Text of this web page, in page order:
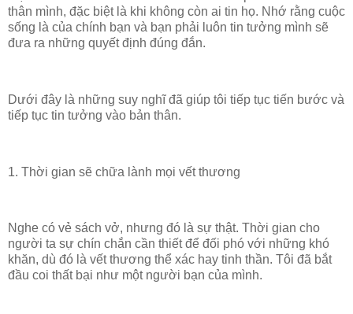
thân mình, đặc biệt là khi không còn ai tin họ. Nhớ rằng cuộc
sống là của chính bạn và bạn phải luôn tin tưởng mình sẽ
đưa ra những quyết định đúng đắn.
Dưới đây là những suy nghĩ đã giúp tôi tiếp tục tiến bước và
tiếp tục tin tưởng vào bản thân.
1. Thời gian sẽ chữa lành mọi vết thương
Nghe có vẻ sách vở, nhưng đó là sự thật. Thời gian cho
người ta sự chín chắn cần thiết để đối phó với những khó
khăn, dù đó là vết thương thể xác hay tinh thần. Tôi đã bắt
đầu coi thất bại như một người bạn của mình.